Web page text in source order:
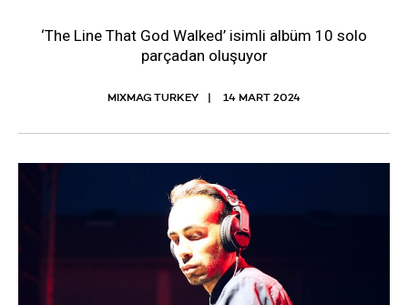
‘The Line That God Walked’ isimli albüm 10 solo
parçadan oluşuyor
MIXMAG TURKEY 14 MART 2024